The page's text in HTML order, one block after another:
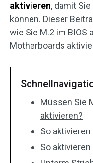
aktivieren, damit
können. Dieser
wie Sie M.2 im BIOS
Motherboards
Müssen Sie
aktivieren?
So aktivieren
So aktivieren